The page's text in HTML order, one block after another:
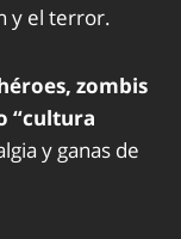
y el terror.
zombis
“cultura
y ganas de